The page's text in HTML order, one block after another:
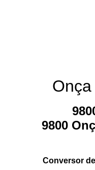
9800
Conversor